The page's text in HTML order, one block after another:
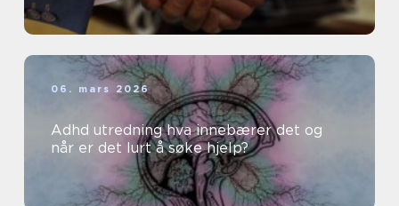
06. mars 2026
Adhd utredning hva innebærer det og
når er det lurt å søke hjelp?